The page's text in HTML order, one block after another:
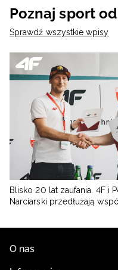
Poznaj sport
Sprawdź wszystkie wpisy
Blisko 20 lat zaufania. 4F i
Narciarski przedłużają
O nas